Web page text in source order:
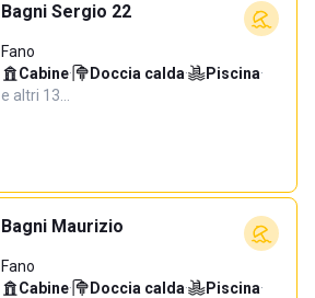
Bagni Sergio 22
Fano
Cabine· Doccia calda· Piscina·
e altri 13…
Bagni Maurizio
Fano
Cabine· Doccia calda· Piscina·